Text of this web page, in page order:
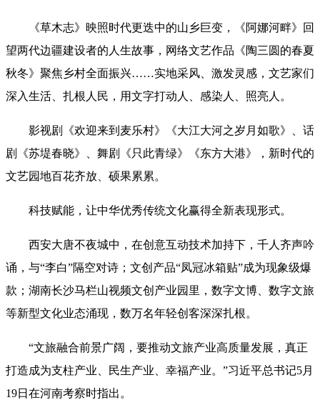
《草木志》映照时代更迭中的山乡巨变，《阿娜河畔》回
望两代边疆建设者的人生故事，网络文艺作品《陶三圆的春夏
秋冬》聚焦乡村全面振兴……实地采风、激发灵感，文艺家们
深入生活、扎根人民，用文字打动人、感染人、照亮人。
影视剧《欢迎来到麦乐村》《大江大河之岁月如歌》、话
剧《苏堤春晓》、舞剧《只此青绿》《东方大港》，新时代的
文艺园地百花齐放、硕果累累。
科技赋能，让中华优秀传统文化赢得全新表现形式。
西安大唐不夜城中，在创意互动技术加持下，千人齐声吟
诵，与“李白”隔空对诗；文创产品“凤冠冰箱贴”成为现象级爆
款；湖南长沙马栏山视频文创产业园里，数字文博、数字文旅
等新型文化业态涌现，数万名年轻创客深深扎根。
“文旅融合前景广阔，要推动文旅产业高质量发展，真正
打造成为支柱产业、民生产业、幸福产业。”习近平总书记5月
19日在河南考察时指出。